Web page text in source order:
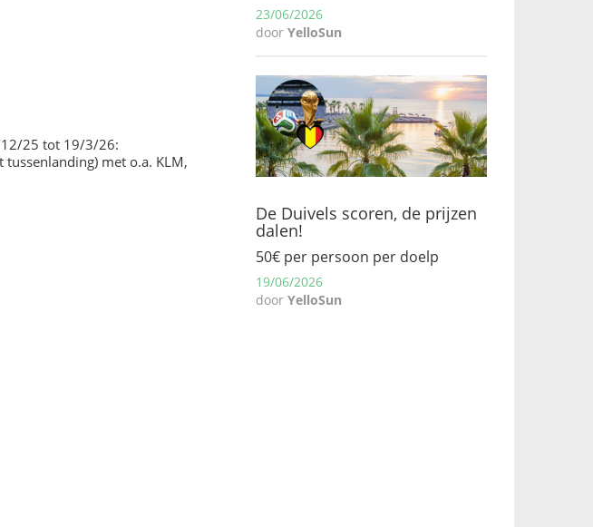
25 tot 19/3/26:
met o.a. KLM,
23/06/2026
door YelloSun
De Duivels scoren, de prijzen
dalen!
50€ per persoon per doelp
19/06/2026
door YelloSun